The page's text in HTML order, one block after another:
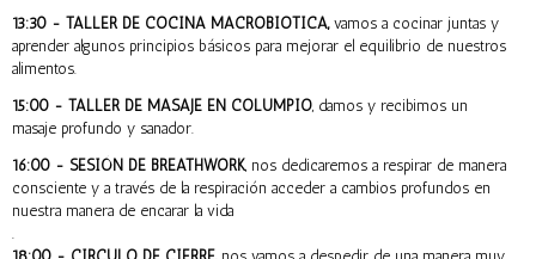
13:30 - TALLER DE COCINA MACROBIOTICA,vamos a cocinar juntas y
aprender algunos principios básicos para mejorar el equilibrio de nuestros
alimentos.
15:00 - TALLER DE MASAJE EN COLUMPIO, damos y recibimos un
masaje profundo y sanador.
16:00 - SESIÓN DE BREATHWORK, nos dedicaremos a respirar de manera
consciente y a través de la respiración acceder a cambios profundos en
nuestra manera de encarar la vida
.